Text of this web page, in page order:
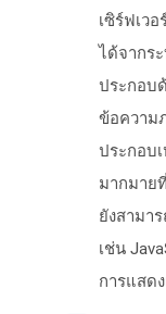
เซิร์ฟเว
ได้จากร
ประกอบ
ข้อความ
ประกอบ
มากมาย
ยังสามา
เช่น
การแสด